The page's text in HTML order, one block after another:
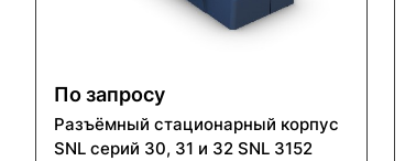
По запросу
Разъёмный стационарный корпус
SNL серий 30, 31 и 32 SNL 3152